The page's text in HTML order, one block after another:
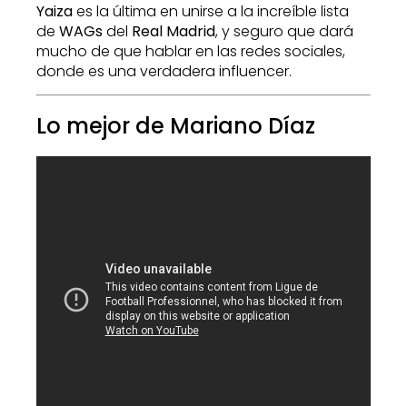
Yaizaes la última en unirse a la increíble lista
de WAGsdel Real Madrid, y seguro que dará
mucho de que hablar en las redes sociales,
donde es una verdadera influencer.
Lo mejor de Mariano Díaz